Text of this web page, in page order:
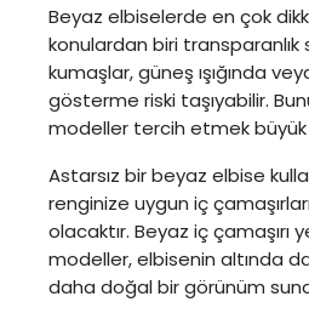
Beyaz elbiselerde en çok
konulardan biri transparanlık
kumaşlar, güneş ışığında
gösterme riski taşıyabilir.
modeller tercih etmek büyük
Astarsız bir beyaz elbise
renginize uygun iç
olacaktır. Beyaz iç çamaşırı
modeller, elbisenin altında
daha doğal bir görünüm